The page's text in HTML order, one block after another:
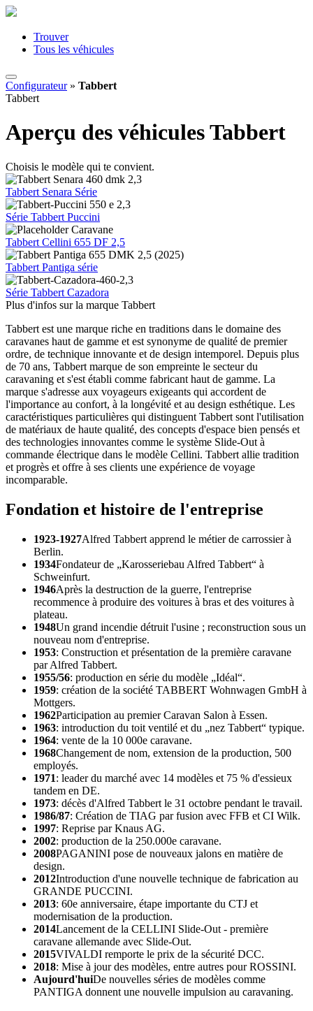
Trouver
Tous les véhicules
Configurateur» Tabbert
Tabbert
Aperçu des véhicules Tabbert
Choisis le modèle qui te convient.
Tabbert Senara Série
Série Tabbert Puccini
Tabbert Cellini 655 DF 2,5
Tabbert Pantiga série
Série Tabbert Cazadora
Plus d'infos sur la marque Tabbert
Tabbert est une marque riche en traditions dans le domaine des
caravanes haut de gamme et est synonyme de qualité de premier
ordre, de technique innovante et de design intemporel. Depuis plus
de 70 ans, Tabbert marque de son empreinte le secteur du
caravaning et s'est établi comme fabricant haut de gamme. La
marque s'adresse aux voyageurs exigeants qui accordent de
l'importance au confort, à la longévité et au design esthétique. Les
caractéristiques particulières qui distinguent Tabbert sont l'utilisation
de matériaux de haute qualité, des concepts d'espace bien pensés et
des technologies innovantes comme le système Slide-Out à
commande électrique dans le modèle Cellini. Tabbert allie tradition
et progrès et offre à ses clients une expérience de voyage
incomparable.
Fondation et histoire de l'entreprise
1923-1927Alfred Tabbert apprend le métier de carrossier à
Berlin.
1934Fondateur de „Karosseriebau Alfred Tabbert“ à
Schweinfurt.
1946Après la destruction de la guerre, l'entreprise
recommence à produire des voitures à bras et des voitures à
plateau.
1948Un grand incendie détruit l'usine ; reconstruction sous un
nouveau nom d'entreprise.
1953: Construction et présentation de la première caravane
par Alfred Tabbert.
1955/56: production en série du modèle „Idéal“.
1959: création de la société TABBERT Wohnwagen GmbH à
Mottgers.
1962Participation au premier Caravan Salon à Essen.
1963: introduction du toit ventilé et du „nez Tabbert“ typique.
1964: vente de la 10 000e caravane.
1968Changement de nom, extension de la production, 500
employés.
1971: leader du marché avec 14 modèles et 75 % d'essieux
tandem en DE.
1973: décès d'Alfred Tabbert le 31 octobre pendant le travail.
1986/87: Création de TIAG par fusion avec FFB et CI Wilk.
1997: Reprise par Knaus AG.
2002: production de la 250.000e caravane.
2008PAGANINI pose de nouveaux jalons en matière de
design.
2012Introduction d'une nouvelle technique de fabrication au
GRANDE PUCCINI.
2013: 60e anniversaire, étape importante du CTJ et
modernisation de la production.
2014Lancement de la CELLINI Slide-Out - première
caravane allemande avec Slide-Out.
2015VIVALDI remporte le prix de la sécurité DCC.
2018: Mise à jour des modèles, entre autres pour ROSSINI.
Aujourd'huiDe nouvelles séries de modèles comme
PANTIGA donnent une nouvelle impulsion au caravaning.